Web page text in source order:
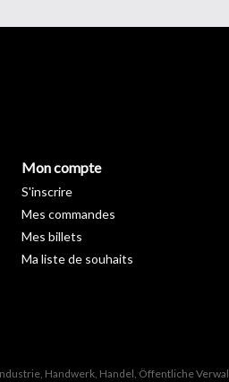
Mon compte
S'inscrire
Mes commandes
Mes billets
Ma liste de souhaits
Handwerk, Handel, Öffentliche